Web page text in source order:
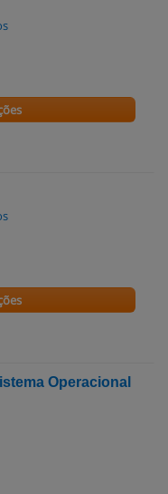
Operacional